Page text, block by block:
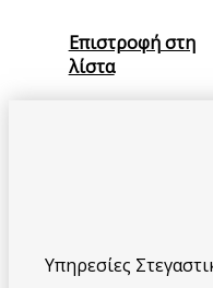
Επιστροφή στη
λίστα
Υπηρεσίες